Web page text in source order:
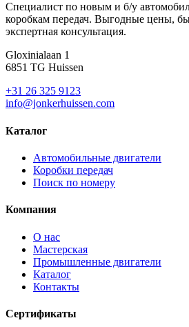
Специалист по новым и б/у
коробкам передач. Выгодные цены,
экспертная консультация.
Gloxinialaan 1
6851 TG Huissen
+31 26 325 9123
info@jonkerhuissen.com
Каталог
Автомобильные двигатели
Коробки передач
Поиск по номеру
Компания
О нас
Мастерская
Промышленные двигатели
Каталог
Контакты
Сертификаты